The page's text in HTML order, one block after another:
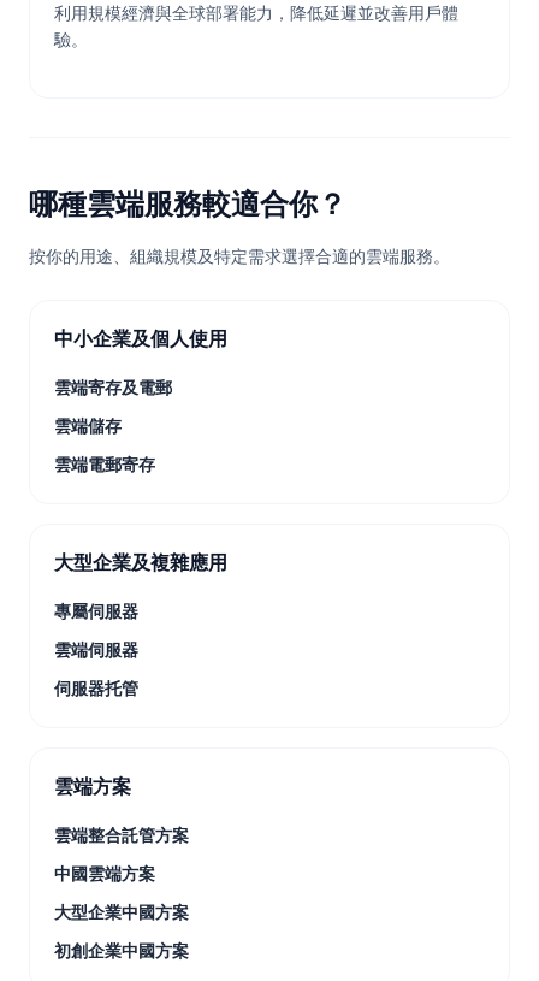
利用規模經濟與全球部署能力，降低延遲並改善用戶體
驗。
哪種雲端服務較適合你？
按你的用途、組織規模及特定需求選擇合適的雲端服務。
中小企業及個人使用
雲端寄存及電郵
雲端儲存
雲端電郵寄存
大型企業及複雜應用
專屬伺服器
雲端伺服器
伺服器托管
雲端方案
雲端整合託管方案
中國雲端方案
大型企業中國方案
初創企業中國方案